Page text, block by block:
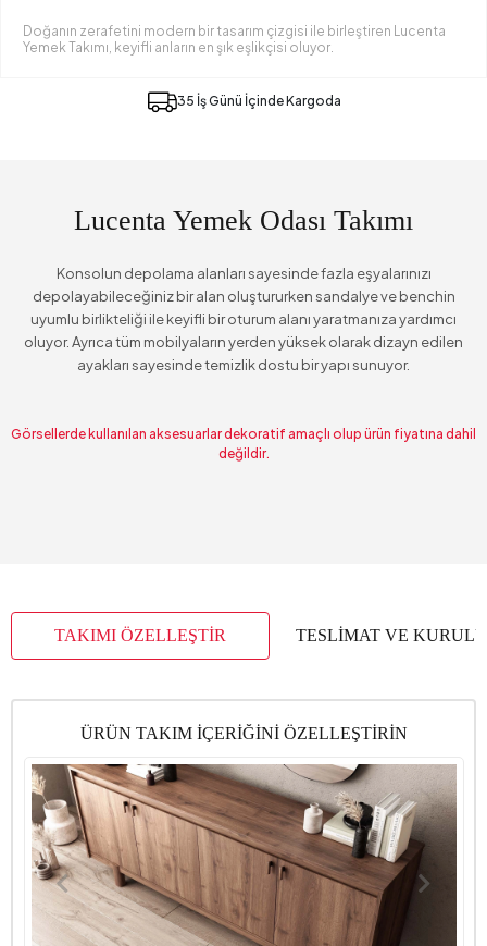
Doğanın zerafetini modern bir tasarım çizgisi ile birleştiren Lucenta
Yemek Takımı, keyifli anların en şık eşlikçisi oluyor.
35 İş Günü İçinde Kargoda
Lucenta Yemek Odası Takımı
Konsolun depolama alanları sayesinde fazla eşyalarınızı
depolayabileceğiniz bir alan oluştururken sandalye ve benchin
uyumlu birlikteliği ile keyifli bir oturum alanı yaratmanıza yardımcı
oluyor. Ayrıca tüm mobilyaların yerden yüksek olarak dizayn edilen
ayakları sayesinde temizlik dostu bir yapı sunuyor.
Görsellerde kullanılan aksesuarlar dekoratif amaçlı olup ürün fiyatına dahil
değildir.
TAKIMI ÖZELLEŞTİR TESLİMAT VE
ÜRÜN TAKIM İÇERİĞİNİ ÖZELLEŞTİRİN